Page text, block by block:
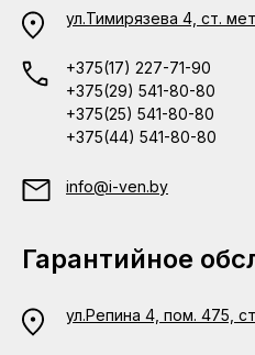
ул.Тимирязева 4, ст.
+375(17) 227-71-90
+375(29) 541-80-80
+375(25) 541-80-80
+375(44) 541-80-80
info@i-ven.by
Гарантийное
ул.Репина 4, пом. 475,